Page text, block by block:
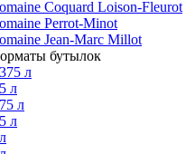
Coquard Loison-Fleurot
Perrot-Minot
Jean-Marc Millot
бутылок
л
л
л
л